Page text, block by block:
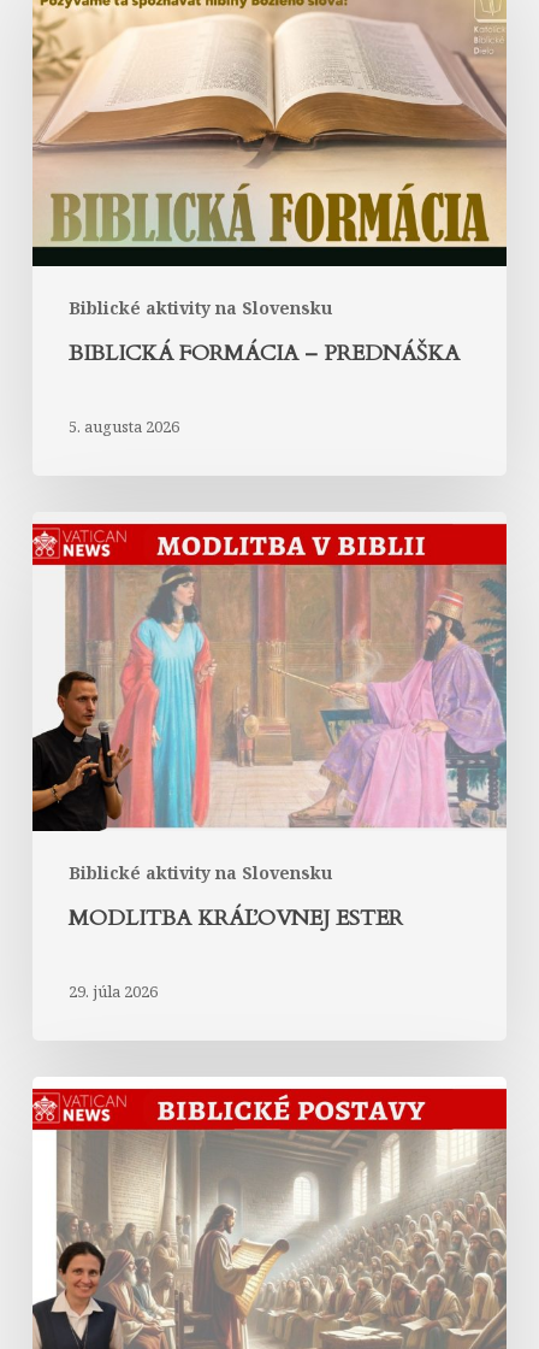
Biblické aktivity na Slovensku
–
prednáška
BIBLICKÁ FORMÁCIA – PREDNÁŠKA
5. augusta 2026
Biblické aktivity na Slovensku
Modlitba
kráľovnej
Ester
MODLITBA KRÁĽOVNEJ ESTER
29. júla 2026
Abrahám
v
Liste
Hebrejom